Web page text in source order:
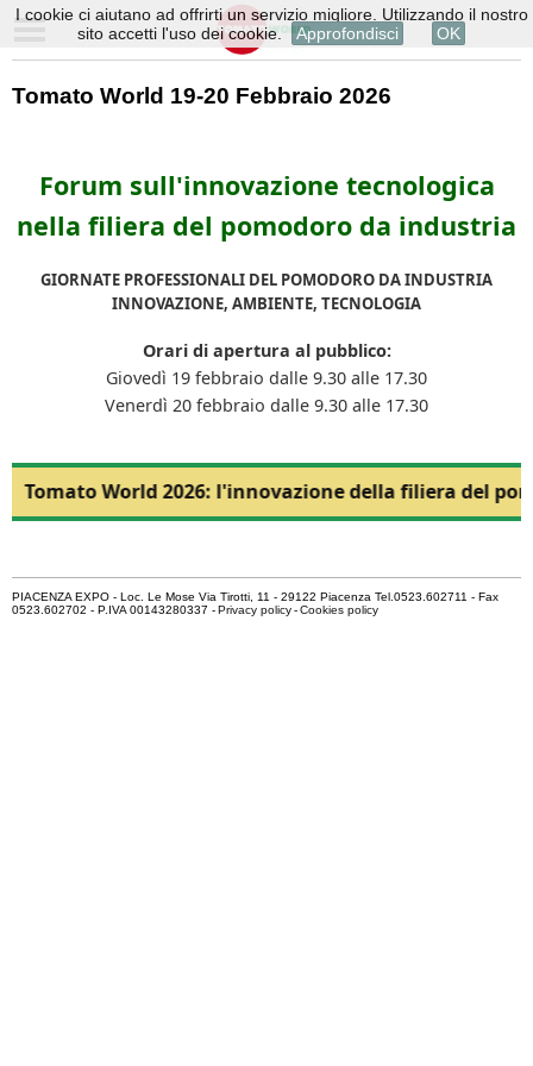
Tomato World 19-20 Febbraio 2026
Forum sull'innovazione tecnologica
nella filiera del pomodoro da industria
GIORNATE PROFESSIONALI DEL POMODORO DA INDUSTRIA
INNOVAZIONE, AMBIENTE, TECNOLOGIA
Orari di apertura al pubblico:
Giovedì 19 febbraio dalle 9.30 alle 17.30
Venerdì 20 febbraio dalle 9.30 alle 17.30
Tomato World 2026: l'innovazione della filiera del
PIACENZA EXPO - Loc. Le Mose Via Tirotti, 11 - 29122 Piacenza Tel.0523.602711 - Fax
0523.602702 - P.IVA 00143280337 -Privacy policy-Cookies policy
I cookie ci aiutano ad offrirti un servizio migliore. Utilizzando il nostro
sito accetti l'uso dei cookie.
Approfondisci OK